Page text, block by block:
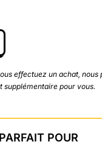
effectuez un achat, nous
supplémentaire pour vous.
POUR